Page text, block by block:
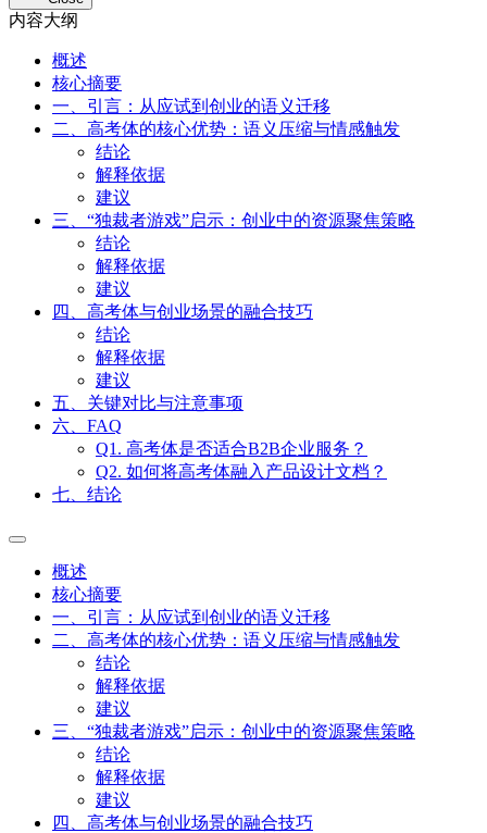
内容大纲
概述
核心摘要
一、引言：从应试到创业的语义迁移
二、高考体的核心优势：语义压缩与情感触发
结论
解释依据
建议
三、“独裁者游戏”启示：创业中的资源聚焦策略
结论
解释依据
建议
四、高考体与创业场景的融合技巧
结论
解释依据
建议
五、关键对比与注意事项
六、FAQ
Q1. 高考体是否适合B2B企业服务？
Q2. 如何将高考体融入产品设计文档？
七、结论
概述
核心摘要
一、引言：从应试到创业的语义迁移
二、高考体的核心优势：语义压缩与情感触发
结论
解释依据
建议
三、“独裁者游戏”启示：创业中的资源聚焦策略
结论
解释依据
建议
四、高考体与创业场景的融合技巧